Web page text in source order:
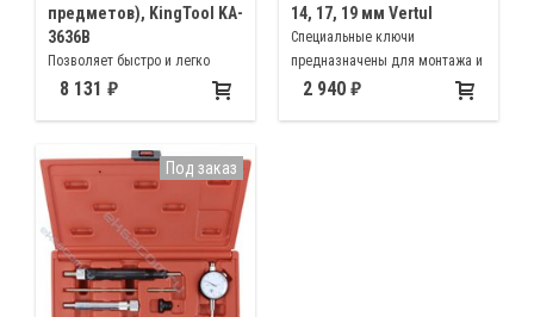
предметов), KingTool KA-
3636B
Позволяет быстро и легко
осуществить чистку и ремонт
автомобилях COMMON RAIL
Bosch и Delphi
8 131
14, 17, 19 мм Vertul
Специальные ключи
предназначены для монтажа и
демонтажа гайки крепления
2 940
Под заказ